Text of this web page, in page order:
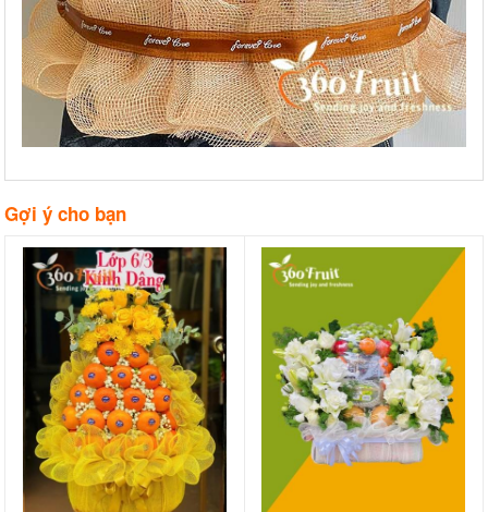
Gợi ý cho bạn